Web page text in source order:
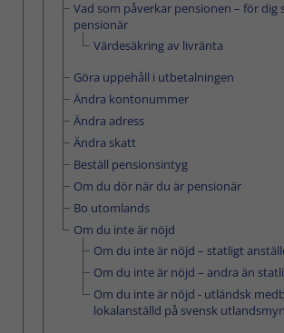
Vad som påverkar pensionen – för dig
pensionär
Värdesäkring av livränta
Göra uppehåll i utbetalningen
Ändra kontonummer
Ändra adress
Ändra skatt
Beställ pensionsintyg
Om du dör när du är pensionär
Bo utomlands
Om du inte är nöjd
Om du inte är nöjd – statligt
Om du inte är nöjd – andra än
Om du inte är nöjd - utländsk
lokalanställd på svensk